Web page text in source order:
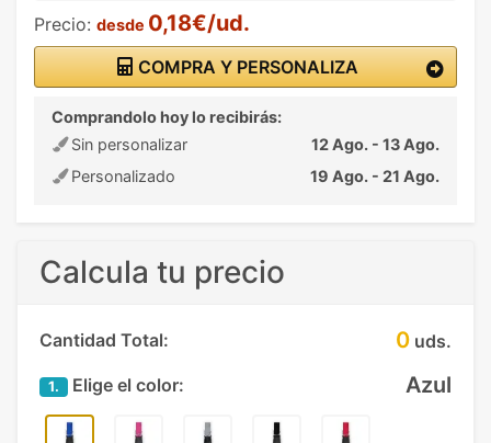
Precio: desde 0,18€/ud.
COMPRA Y PERSONALIZA
Comprandolo hoy lo recibirás:
Sin personalizar
12 Ago. - 13 Ago.
Personalizado
19 Ago. - 21 Ago.
Calcula tu precio
Cantidad Total: 0 uds.
1. Elige el color: Azul